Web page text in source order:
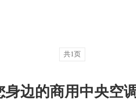
共1页
身边的商用中央空